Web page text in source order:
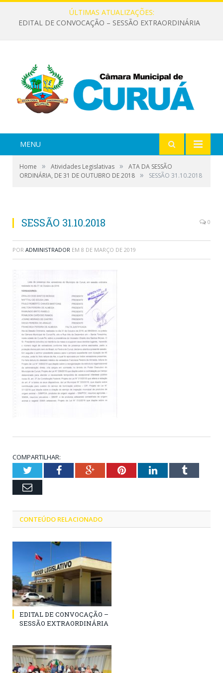
ÚLTIMAS ATUALIZAÇÕES:
EDITAL DE CONVOCAÇÃO – SESSÃO EXTRAORDINÁRIA
MENU
Home » Atividades Legislativas »
ATA DA SESSÃO
ORDINÁRIA, DE 31 DE OUTUBRO DE 2018 » SESSÃO 31.10.2018
SESSÃO 31.10.2018 0
POR ADMINISTRADOR EM 8 DE MARÇO DE 2019
COMPARTILHAR:
TwitterFacebookGoogle+PinterestLinkedInTumblr
Email
CONTEÚDO RELACIONADO
EDITAL DE CONVOCAÇÃO –
SESSÃO EXTRAORDINÁRIA